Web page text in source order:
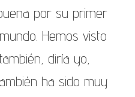
por su primer
Hemos visto
diría yo,
ha sido muy